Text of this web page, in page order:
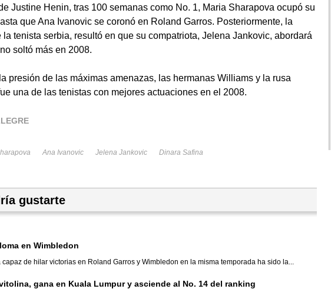
Justine Henin, tras 100 semanas como No. 1, Maria Sharapova ocupó su
que Ana Ivanovic se coronó en Roland Garros. Posteriormente, la
la tenista serbia, resultó en que su compatriota, Jelena Jankovic, abordará
soltó más en 2008.
presión de las máximas amenazas, las hermanas Williams y la rusa
una de las tenistas con mejores actuaciones en el 2008.
Ana Ivanovic Jelena Jankovic Dinara Safina
gustarte
en Wimbledon
capaz de hilar victorias en Roland Garros y Wimbledon en la misma temporada ha sido la...
gana en Kuala Lumpur y asciende al No. 14 del ranking